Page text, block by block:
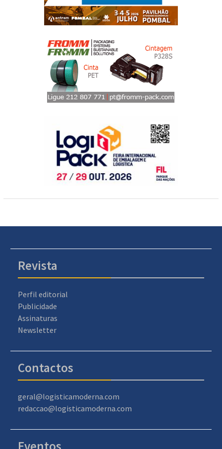
Revista
Perfil editorial
Publicidade
Assinaturas
Newsletter
Contactos
geral@logisticamoderna.com
redaccao@logisticamoderna.com